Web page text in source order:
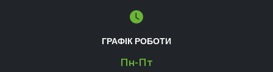
ГРАФІК РОБОТИ
Пн-Пт